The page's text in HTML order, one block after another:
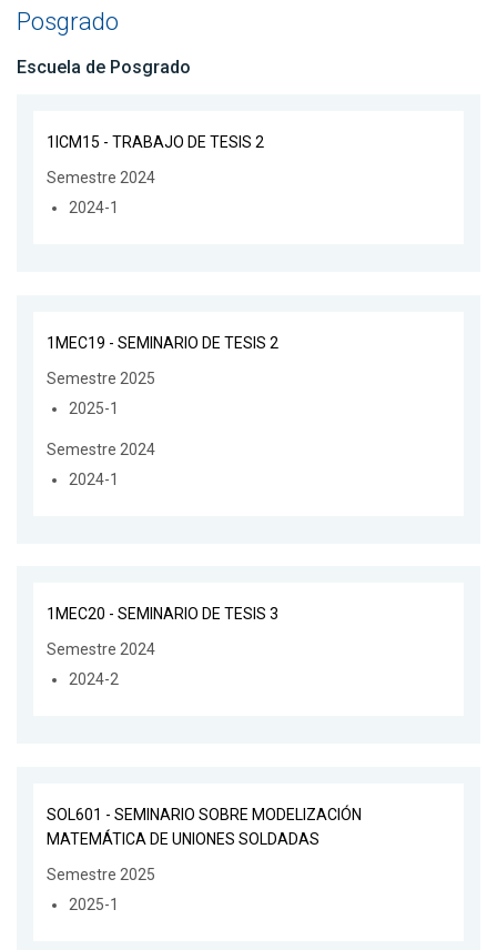
Posgrado
Escuela de Posgrado
1ICM15 - TRABAJO DE TESIS 2
Semestre 2024
2024-1
1MEC19 - SEMINARIO DE TESIS 2
Semestre 2025
2025-1
Semestre 2024
2024-1
1MEC20 - SEMINARIO DE TESIS 3
Semestre 2024
2024-2
SOL601 - SEMINARIO SOBRE MODELIZACIÓN
MATEMÁTICA DE UNIONES SOLDADAS
Semestre 2025
2025-1